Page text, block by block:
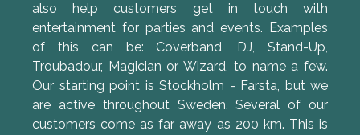
also help customers get in touch with
entertainment for parties and events. Examples
of this can be: Coverband, DJ, Stand-Up,
Troubadour, Magician or Wizard, to name a few.
Our starting point is Stockholm - Farsta, but we
are active throughout Sweden. Several of our
customers come as far away as 200 km. This is